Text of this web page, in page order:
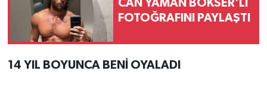
CAN YAMAN BOKSER'Lİ
FOTOĞRAFINI PAYLAŞTI
14 YIL BOYUNCA BENİ OYALADI